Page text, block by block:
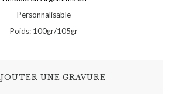
Personnalisable
Poids: 100gr/105gr
UNE GRAVURE